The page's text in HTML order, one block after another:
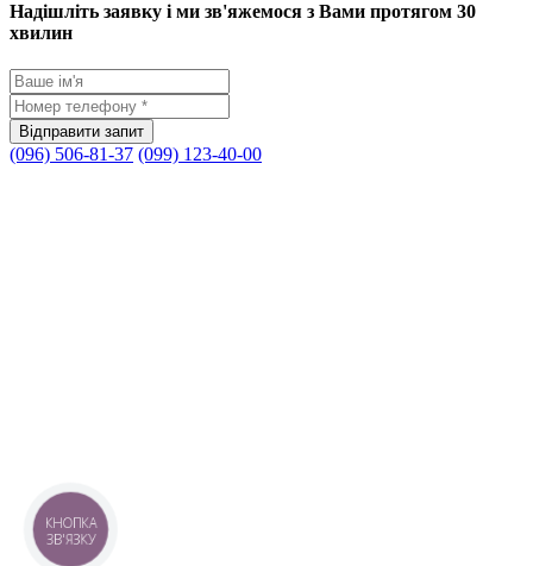
Надішліть заявку і ми зв'яжемося з Вами протягом 30
хвилин
(096) 506-81-37 (099) 123-40-00
КНОПКА
ЗВ'ЯЗКУ